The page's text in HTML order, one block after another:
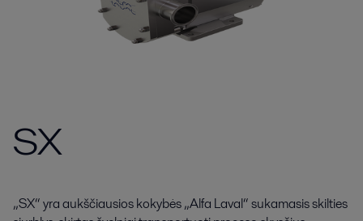
SX
„SX“ yra aukščiausios kokybės „Alfa Laval“ sukamasis skilties